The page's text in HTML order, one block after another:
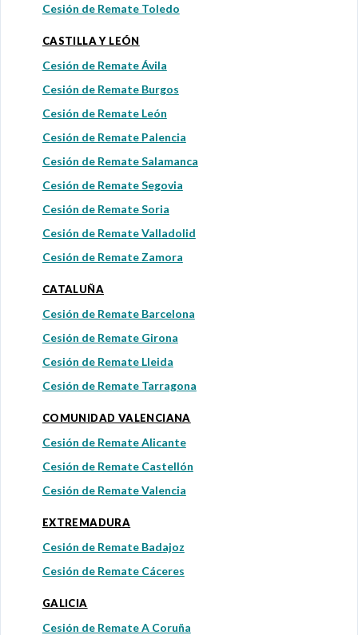
Cesión de Remate Toledo
CASTILLA Y LEÓN
Cesión de Remate Ávila
Cesión de Remate Burgos
Cesión de Remate León
Cesión de Remate Palencia
Cesión de Remate Salamanca
Cesión de Remate Segovia
Cesión de Remate Soria
Cesión de Remate Valladolid
Cesión de Remate Zamora
CATALUÑA
Cesión de Remate Barcelona
Cesión de Remate Girona
Cesión de Remate Lleida
Cesión de Remate Tarragona
COMUNIDAD VALENCIANA
Cesión de Remate Alicante
Cesión de Remate Castellón
Cesión de Remate Valencia
EXTREMADURA
Cesión de Remate Badajoz
Cesión de Remate Cáceres
GALICIA
Cesión de Remate A Coruña